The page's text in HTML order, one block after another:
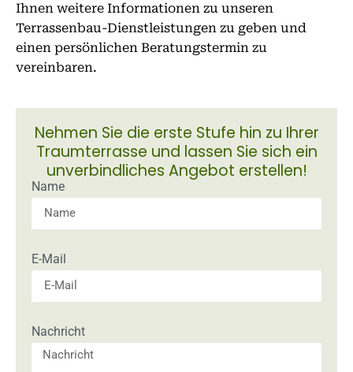
Ihnen weitere Informationen zu unseren
Terrassenbau-Dienstleistungen zu geben und
einen persönlichen Beratungstermin zu
vereinbaren.
Nehmen Sie die erste Stufe hin zu Ihrer
Traumterrasse und lassen Sie sich ein
unverbindliches Angebot erstellen!
Name
E-Mail
Nachricht